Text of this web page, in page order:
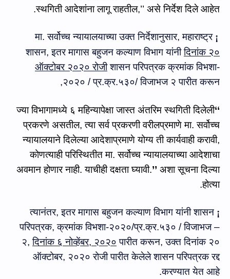
स्थगिती आदेशांनालागू राहतील,’’ असे निर्देश दिले आहेत.
¡
मा. सर्वोच्च न्यायालयाच्‍या उक्‍त निर्देशानुसार,
महाराष्ट्र
शासन,इतर मागास बहुजन कल्याण विभागयांनीदिनांक २०
ऑक्टोबर २०२० रोजी शासन परिपत्रक क्रमांक विभशा-
२०२० / प्र.क्र.५३०/ विजाभज २ पारीत करून,
‘‘
ज्‍याविभागामध्ये ६ महिन्यापेक्षा जास्त अंतरिम स्थगिती दिलेली
प्रकरणे असतील,त्या सर्व प्रकरणी वरीलप्रमाणे मा. सर्वोच्च
न्यायालयाने दिलेल्या आदेशाप्रमाणे योग्य ती कार्यवाही करावी,
कोणत्याही परिस्थितीत मा. सर्वोच्च न्यायालयाच्या आदेशाचा
अवमान होणार नाही. याचीही दक्षता घ्यावी.’’ अशा सूचना दिल्‍या
होत्‍या.
¡
त्‍यानंतर,इतर मागास बहुजन कल्याण विभागयांनीशासन
परिपत्रक,क्रमांक विभशा-२०२०/प्र.क्र.५३० / विजाभज–
२, दिनांक ६ नोव्हेंबर, २०२० पारीत करून, उक्‍तदिनांक २०
ऑक्टोबर, २०२० रोजी पारीत केलेले शासन परिपत्रक रद्द
करण्यात येत आहे.